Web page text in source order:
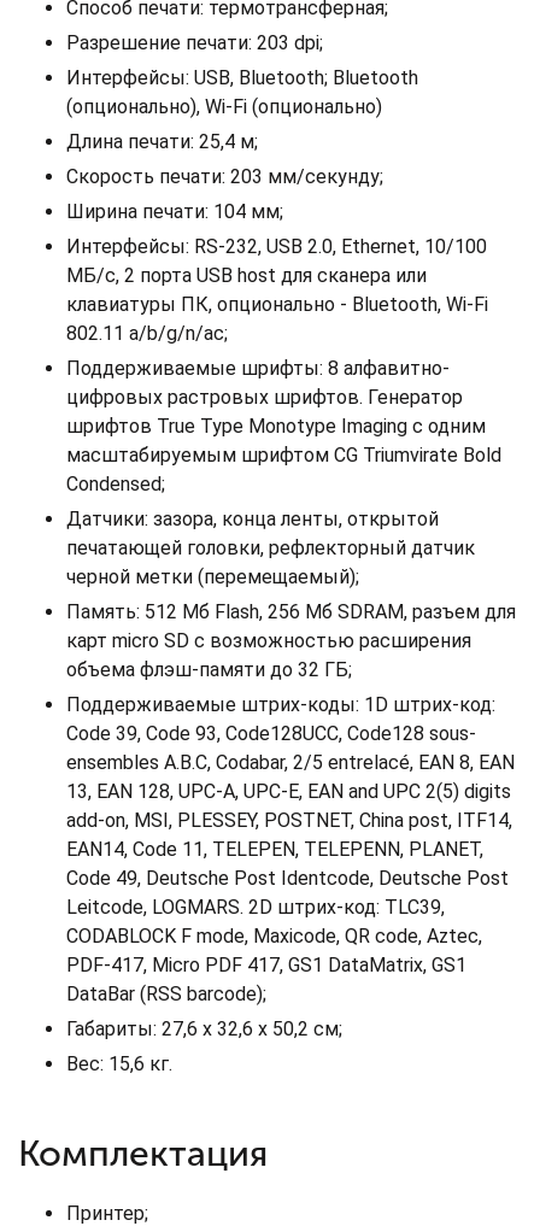
Способ печати: термотрансферная;
Разрешение печати: 203 dpi;
Интерфейсы: USB, Bluetooth; Bluetooth
(опционально), Wi-Fi (опционально)
Длина печати: 25,4 м;
Скорость печати: 203 мм/секунду;
Ширина печати: 104 мм;
Интерфейсы: RS-232, USB 2.0, Ethernet, 10/100
МБ/с, 2 порта USB host для сканера или
клавиатуры ПК, опционально - Bluetooth, Wi-Fi
802.11 a/b/g/n/ac;
Поддерживаемые шрифты: 8 алфавитно-
цифровых растровых шрифтов. Генератор
шрифтов True Type Monotype Imaging с одним
масштабируемым шрифтом CG Triumvirate Bold
Condensed;
Датчики: зазора, конца ленты, открытой
печатающей головки, рефлекторный датчик
черной метки (перемещаемый);
Память: 512 Мб Flash, 256 Мб SDRAM, разъем для
карт micro SD с возможностью расширения
объема флэш-памяти до 32 ГБ;
Поддерживаемые штрих-коды: 1D штрих-код:
Code 39, Code 93, Code128UCC, Code128 sous-
ensembles A.B.C, Codabar, 2/5 entrelacé, EAN 8, EAN
13, EAN 128, UPC-A, UPC-E, EAN and UPC 2(5) digits
add-on, MSI, PLESSEY, POSTNET, China post, ITF14,
EAN14, Code 11, TELEPEN, TELEPENN, PLANET,
Code 49, Deutsche Post Identcode, Deutsche Post
Leitcode, LOGMARS. 2D штрих-код: TLC39,
CODABLOCK F mode, Maxicode, QR code, Aztec,
PDF-417, Micro PDF 417, GS1 DataMatrix, GS1
DataBar (RSS barcode);
Габариты: 27,6 x 32,6 x 50,2 см;
Вес: 15,6 кг.
Комплектация
Принтер;